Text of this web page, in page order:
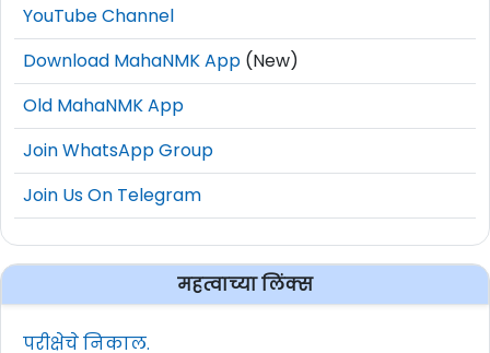
YouTube Channel
Download MahaNMK App (New)
Old MahaNMK App
Join WhatsApp Group
Join Us On Telegram
महत्वाच्या लिंक्स
परीक्षेचे निकाल.